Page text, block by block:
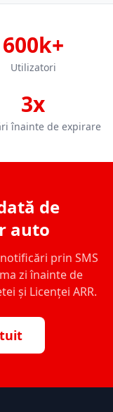
600k+
Utilizatori
3x
înainte de expirare
de
auto
prin SMS
zi înainte de
și Licenței ARR.